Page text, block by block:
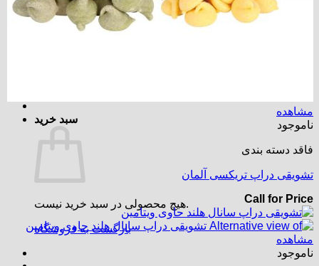
هیچ محصولی در سبد خرید نیست.
بازگشت به فروشگاه
سبد خرید
هیچ محصولی در سبد خرید نیست.
بازگشت به فروشگاه
مشاهده
ناموجود
فاقد دسته بندی
تشویقی دراپ تریکسی آلمان
Call for Price
مشاهده
ناموجود